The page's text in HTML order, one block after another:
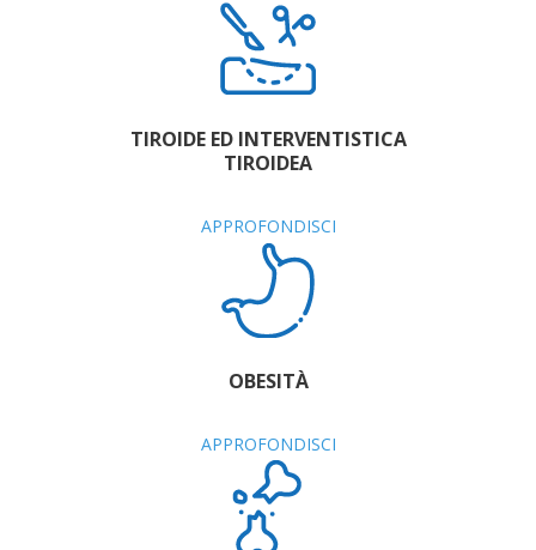
TIROIDE ED INTERVENTISTICA
TIROIDEA
APPROFONDISCI
OBESITÀ
APPROFONDISCI